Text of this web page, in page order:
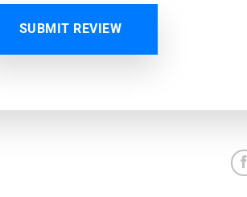
SUBMIT REVIEW